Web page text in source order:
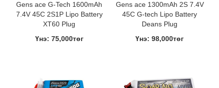
Gens ace G-Tech 1600mAh
7.4V 45C 2S1P Lipo Battery
XT60 Plug
Үнэ: 75,000төг
Gens ace 1300mAh 2S 7.4V
45C G-tech Lipo Battery
Deans Plug
Үнэ: 98,000төг